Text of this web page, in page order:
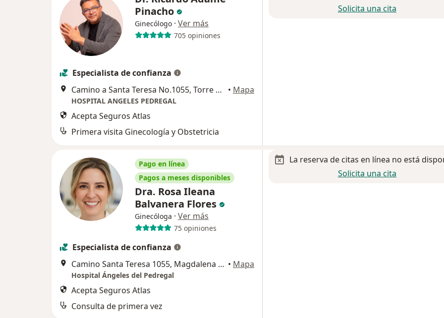
Pinacho
Ginecólogo · Ver más
705 opiniones
Especialista de confianza
Camino a Santa Teresa No.1055, Torre Angeles, Piso 7, Consul 730, Magdalena Contreras
• Mapa
HOSPITAL ANGELES PEDREGAL
Acepta Seguros Atlas
Primera visita Ginecología y Obstetricia
Solicita una cita
Pago en línea
Pagos a meses disponibles
Dra. Rosa Ileana
Balvanera Flores
Ginecóloga · Ver más
75 opiniones
Especialista de confianza
Camino Santa Teresa 1055, Magdalena Contreras • Mapa
Hospital Ángeles del Pedregal
Acepta Seguros Atlas
Consulta de primera vez
La reserva de citas en línea no está
Solicita una cita